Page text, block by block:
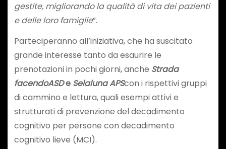
gestite, migliorando la qualità di vita dei pazienti
e delle loro famiglie”.
Parteciperanno all’iniziativa, che ha suscitato
grande interesse tanto da esaurire le
prenotazioni in pochi giorni, anche Strada
facendoASDe Selaluna APScon i rispettivi gruppi
di cammino e lettura, quali esempi attivi e
strutturati di prevenzione del decadimento
cognitivo per persone con decadimento
cognitivo lieve (MCI).